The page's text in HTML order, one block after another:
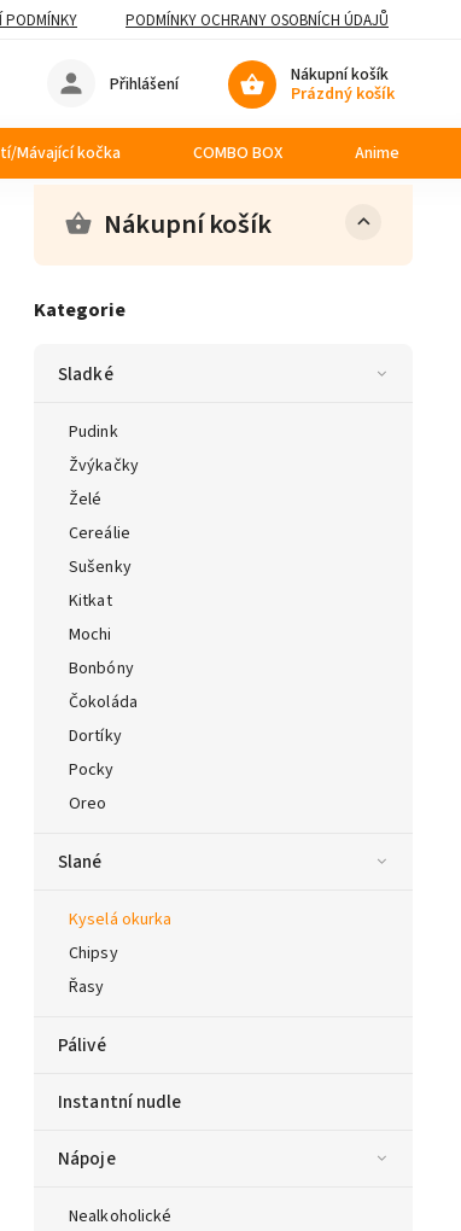
PODMÍNKY PODMÍNKY OCHRANY OSOBNÍCH ÚDAJŮ
Nákupní košík
Prázdný košík
Přihlášení
Mávající kočka COMBO BOX Anime
Nákupní košík
Kategorie
Sladké
Pudink
Žvýkačky
Želé
Cereálie
Sušenky
Kitkat
Mochi
Bonbóny
Čokoláda
Dortíky
Pocky
Oreo
Slané
Kyselá okurka
Chipsy
Řasy
Pálivé
Instantní nudle
Nápoje
Nealkoholické